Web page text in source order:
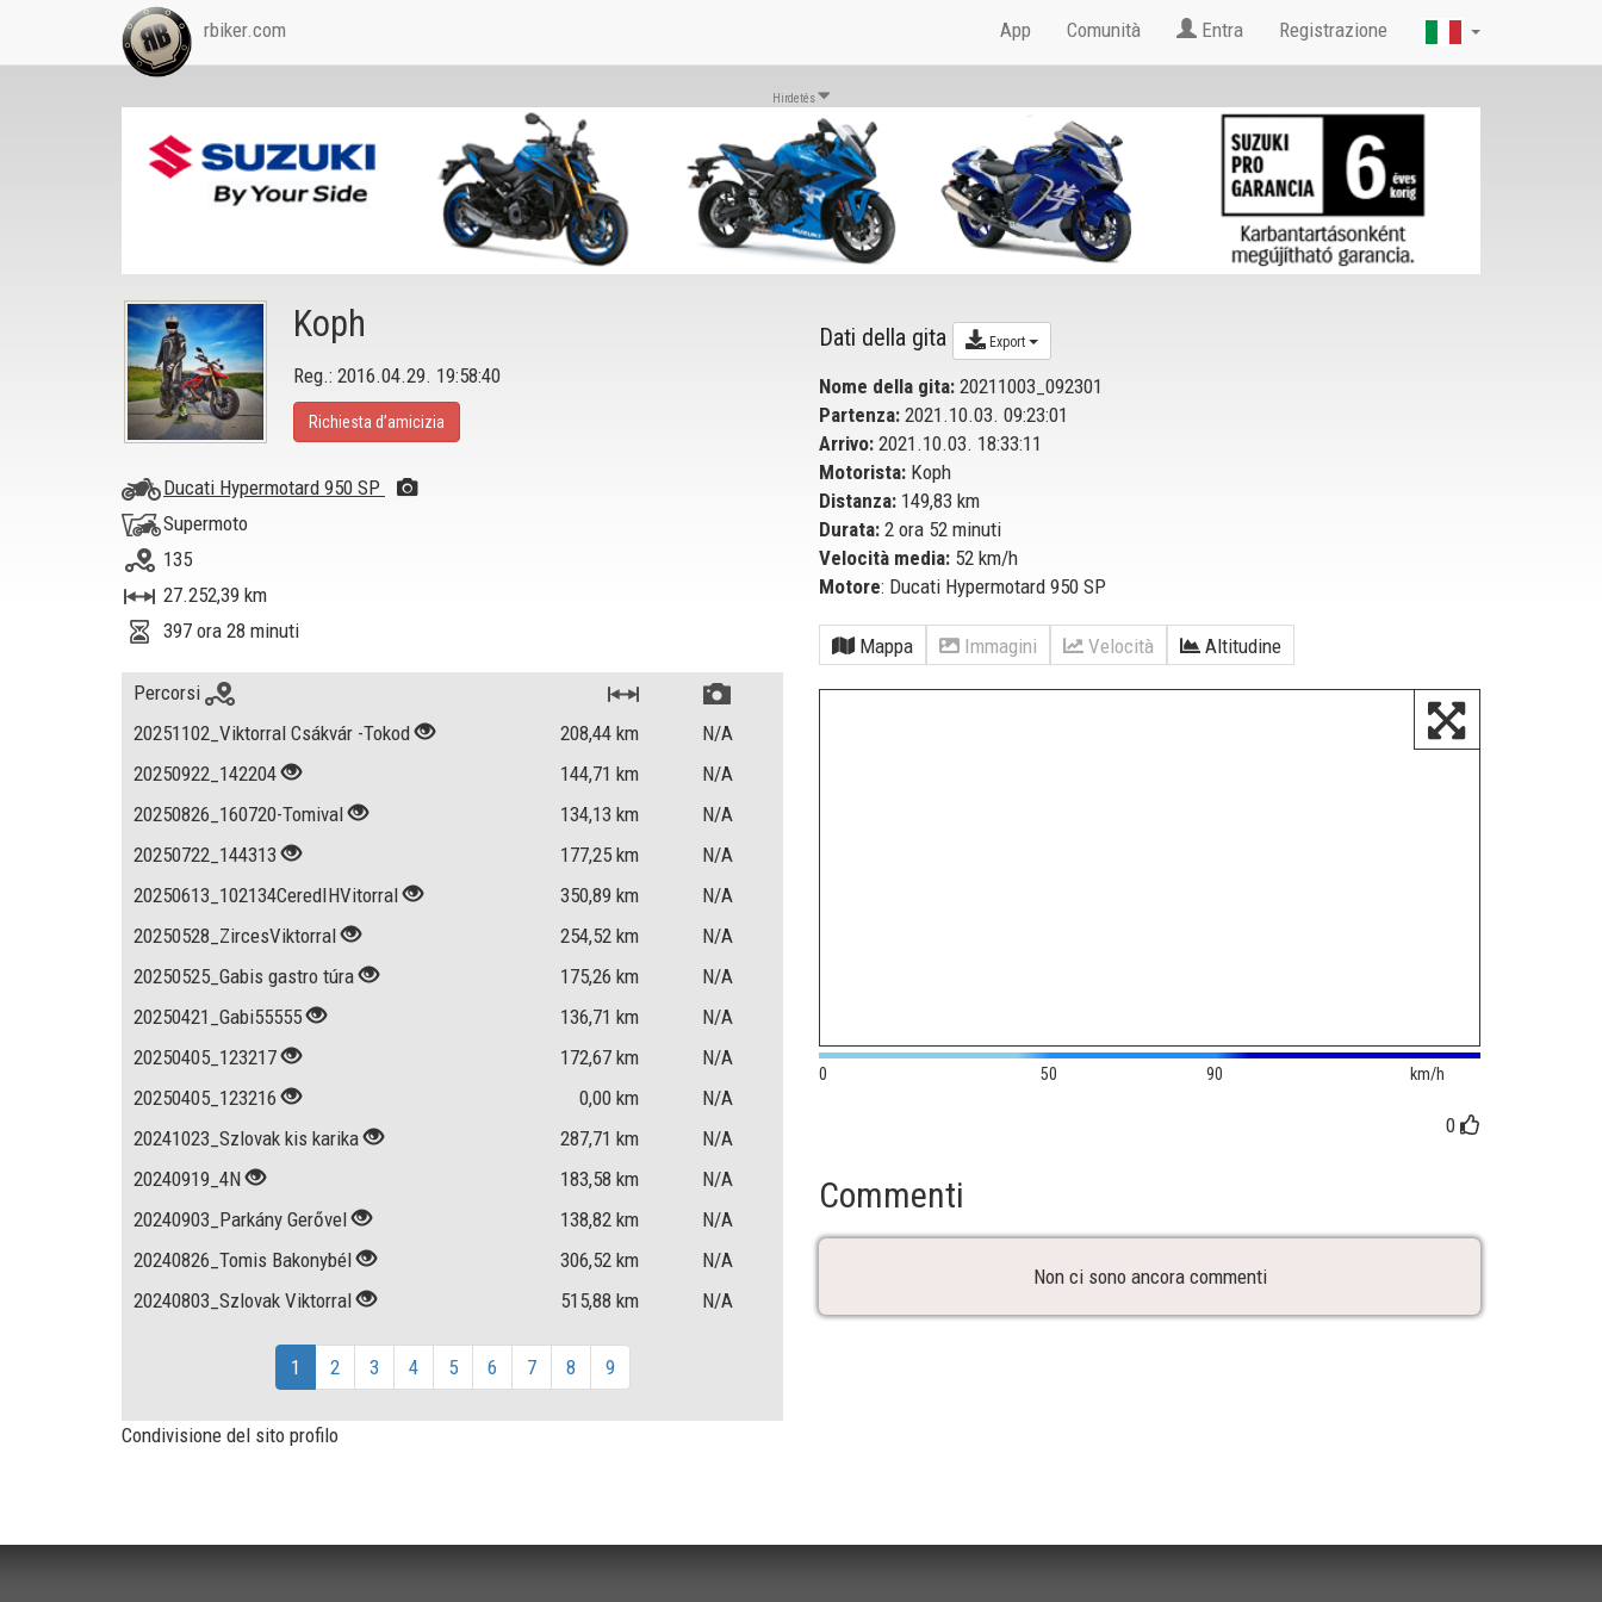
rbiker.com App Comunità Entra Registrazione
Hirdetés
Dati della gita Export
Nome della gita: 20211003_092301
Partenza: 2021.10.03. 09:23:01
Arrivo: 2021.10.03. 18:33:11
Motorista: Koph
Distanza: 149,83 km
Durata: 2 ora 52 minuti
Velocità media: 52 km/h
Motore: Ducati Hypermotard 950 SP
Mappa Immagini Velocità Altitudine
0 50 90 km/h
0
Commenti
Non ci sono ancora commenti
Koph
Reg.: 2016.04.29. 19:58:40
Richiesta d’amicizia
Ducati Hypermotard 950 SP
Supermoto
135
27.252,39 km
397 ora 28 minuti
Percorsi
20251102_Viktorral Csákvár -Tokod
208,44 km
N/A
20250922_142204
144,71 km
N/A
20250826_160720-Tomival
134,13 km
N/A
20250722_144313
177,25 km
N/A
20250613_102134CeredIHVitorral
350,89 km
N/A
20250528_ZircesViktorral
254,52 km
N/A
20250525_Gabis gastro túra
175,26 km
N/A
20250421_Gabi55555
136,71 km
N/A
20250405_123217
172,67 km
N/A
20250405_123216
0,00 km
N/A
20241023_Szlovak kis karika
287,71 km
N/A
20240919_4N
183,58 km
N/A
20240903_Parkány Gerővel
138,82 km
N/A
20240826_Tomis Bakonybél
306,52 km
N/A
20240803_Szlovak Viktorral
515,88 km N/A
1 2 3 4 5 6 7 8 9
Condivisione del sito profilo